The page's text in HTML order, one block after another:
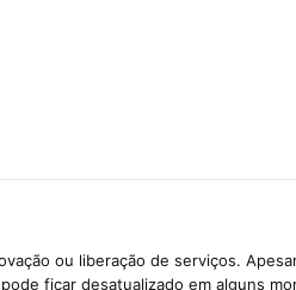
ou liberação de serviços.
ficar desatualizado em alguns